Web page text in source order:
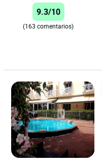
9.3/10
(163 comentarios)